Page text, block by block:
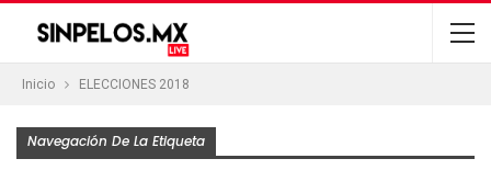
Inicio ELECCIONES 2018
Navegación De La Etiqueta